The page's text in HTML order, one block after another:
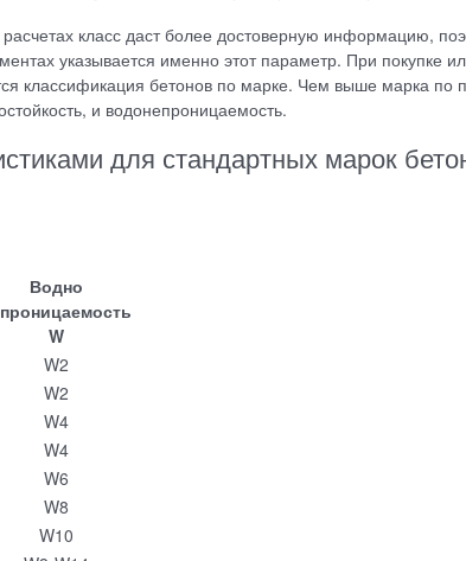
класс даст более достоверную информацию,
указывается именно этот параметр. При покупке
классификация бетонов по марке. Чем выше марка по
и водонепроницаемость.
для стандартных марок
Водно
W
W2
W2
W4
W4
W6
W8
W10